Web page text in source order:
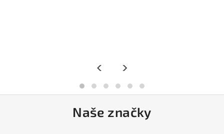
< >
Naše značky